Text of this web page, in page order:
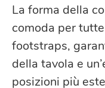
La forma della
comoda per
footstraps,
della tavola e
posizioni più